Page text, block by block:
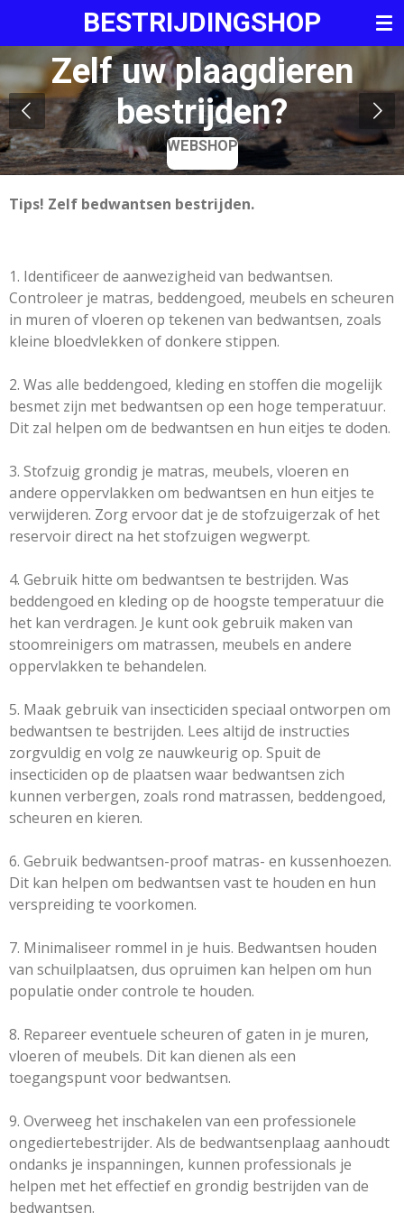
de
hoofdinhoud
BESTRIJDINGSHOP
Zelf uw plaagdieren
bestrijden?
WEBSHOP
Tips! Zelf bedwantsen bestrijden.
1. Identificeer de aanwezigheid van bedwantsen.
Controleer je matras, beddengoed, meubels en scheuren
in muren of vloeren op tekenen van bedwantsen, zoals
kleine bloedvlekken of donkere stippen.
2. Was alle beddengoed, kleding en stoffen die mogelijk
besmet zijn met bedwantsen op een hoge temperatuur.
Dit zal helpen om de bedwantsen en hun eitjes te doden.
3. Stofzuig grondig je matras, meubels, vloeren en
andere oppervlakken om bedwantsen en hun eitjes te
verwijderen. Zorg ervoor dat je de stofzuigerzak of het
reservoir direct na het stofzuigen wegwerpt.
4. Gebruik hitte om bedwantsen te bestrijden. Was
beddengoed en kleding op de hoogste temperatuur die
het kan verdragen. Je kunt ook gebruik maken van
stoomreinigers om matrassen, meubels en andere
oppervlakken te behandelen.
5. Maak gebruik van insecticiden speciaal ontworpen om
bedwantsen te bestrijden. Lees altijd de instructies
zorgvuldig en volg ze nauwkeurig op. Spuit de
insecticiden op de plaatsen waar bedwantsen zich
kunnen verbergen, zoals rond matrassen, beddengoed,
scheuren en kieren.
6. Gebruik bedwantsen-proof matras- en kussenhoezen.
Dit kan helpen om bedwantsen vast te houden en hun
verspreiding te voorkomen.
7. Minimaliseer rommel in je huis. Bedwantsen houden
van schuilplaatsen, dus opruimen kan helpen om hun
populatie onder controle te houden.
8. Repareer eventuele scheuren of gaten in je muren,
vloeren of meubels. Dit kan dienen als een
toegangspunt voor bedwantsen.
9. Overweeg het inschakelen van een professionele
ongediertebestrijder. Als de bedwantsenplaag aanhoudt
ondanks je inspanningen, kunnen professionals je
helpen met het effectief en grondig bestrijden van de
bedwantsen.